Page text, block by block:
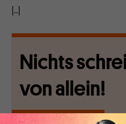
[...]
Nichts
von allein!
Nur für Abonnenten